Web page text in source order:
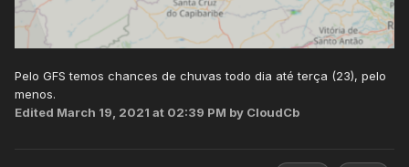
Pelo GFS temos chances de chuvas todo dia até terça (23), pelo
menos.
Edited March 19, 2021 at 02:39 PM by CloudCb